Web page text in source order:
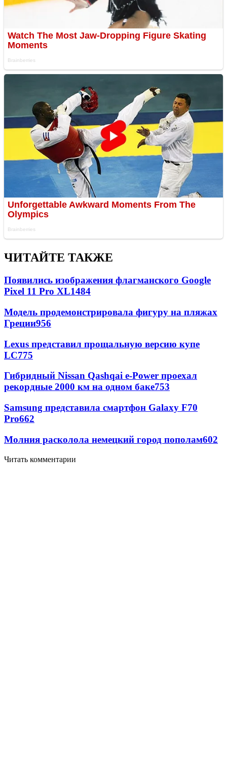
ЧИТАЙТЕ ТАКЖЕ
Появились изображения флагманского Google
Pixel 11 Pro XL1484
Модель продемонстрировала фигуру на пляжах
Греции956
Lexus представил прощальную версию купе
LC775
Гибридный Nissan Qashqai e-Power проехал
рекордные 2000 км на одном баке753
Samsung представила смартфон Galaxy F70
Pro662
Молния расколола немецкий город пополам602
Читать комментарии